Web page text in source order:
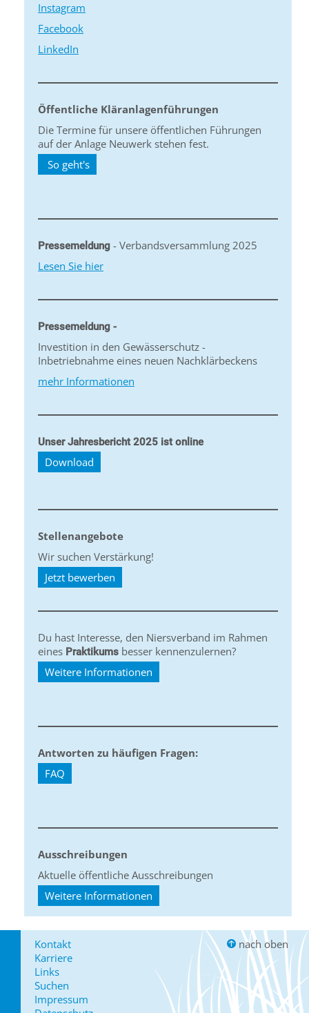
Instagram
Facebook
LinkedIn
Öffentliche Kläranlagenführungen
Die Termine für unsere öffentlichen Führungen
auf der Anlage Neuwerk stehen fest.
So geht's
Pressemeldung - Verbandsversammlung 2025
Lesen Sie hier
Pressemeldung -
Investition in den Gewässerschutz -
Inbetriebnahme eines neuen Nachklärbeckens
mehr Informationen
Unser Jahresbericht 2025 ist online
Download
Stellenangebote
Wir suchen Verstärkung!
Jetzt bewerben
Du hast Interesse, den Niersverband im Rahmen
eines Praktikums besser kennenzulernen?
Weitere Informationen
Antworten zu häufigen Fragen:
FAQ
Ausschreibungen
Aktuelle öffentliche Ausschreibungen
Weitere Informationen
Kontakt
Karriere
Links
Suchen
Impressum
nach oben